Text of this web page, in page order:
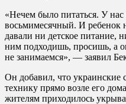
«Нечем было питаться. У
восьмимесячный. И ребенок
давали ни детское питание,
ним подходишь, просишь, а
не занимаемся», — заявил
Он добавил, что украинские
технику прямо возле его
жителям приходилось